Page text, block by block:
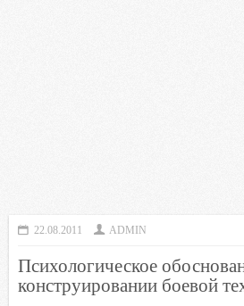
22.08.2011 ADMIN
Психологическое
конструировании боевой